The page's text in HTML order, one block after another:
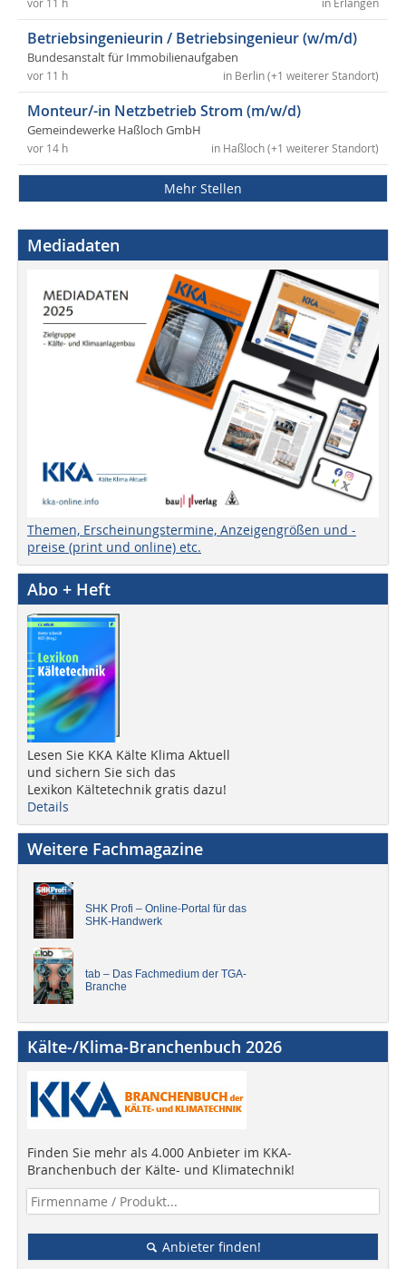
in Erlangen
vor 11 h
Betriebsingenieurin / Betriebsingenieur (w/m/d)
Bundesanstalt für Immobilienaufgaben
in Berlin (+1 weiterer Standort)
vor 11 h
Monteur/-in Netzbetrieb Strom (m/w/d)
Gemeindewerke Haßloch GmbH
in Haßloch (+1 weiterer Standort)
vor 14 h
Mehr Stellen
Mediadaten
Themen, Erscheinungstermine, Anzeigengrößen und -
preise (print und online) etc.
Abo + Heft
Lesen Sie KKA Kälte Klima Aktuell
und sichern Sie sich das
Lexikon Kältetechnik gratis dazu!
Details
Weitere Fachmagazine
SHK Profi – Online-Portal für das
SHK-Handwerk
tab – Das Fachmedium der TGA-
Branche
Kälte-/Klima-Branchenbuch 2026
Finden Sie mehr als 4.000 Anbieter im KKA-
Branchenbuch der Kälte- und Klimatechnik!
Anbieter finden!